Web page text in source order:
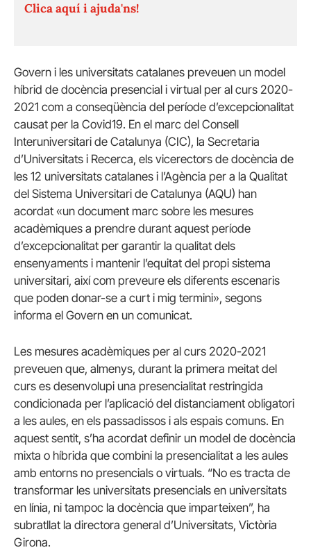
Clica aquí i ajuda'ns!
Govern i les universitats catalanes preveuen un model
híbrid de docència presencial i virtual per al curs 2020-
2021 com a conseqüència del període d’excepcionalitat
causat per la Covid19. En el marc del Consell
Interuniversitari de Catalunya (CIC), la Secretaria
d’Universitats i Recerca, els vicerectors de docència de
les 12 universitats catalanes i l’Agència per a la Qualitat
del Sistema Universitari de Catalunya (AQU) han
acordat «un document marc sobre les mesures
acadèmiques a prendre durant aquest període
d’excepcionalitat per garantir la qualitat dels
ensenyaments i mantenir l’equitat del propi sistema
universitari, així com preveure els diferents escenaris
que poden donar-se a curt i mig termini», segons
informa el Govern en un comunicat.
Les mesures acadèmiques per al curs 2020-2021
preveuen que, almenys, durant la primera meitat del
curs es desenvolupi una presencialitat restringida
condicionada per l’aplicació del distanciament obligatori
a les aules, en els passadissos i als espais comuns. En
aquest sentit, s’ha acordat definir un model de docència
mixta o híbrida que combini la presencialitat a les aules
amb entorns no presencials o virtuals. “No es tracta de
transformar les universitats presencials en universitats
en línia, ni tampoc la docència que imparteixen”, ha
subratllat la directora general d’Universitats, Victòria
Girona.